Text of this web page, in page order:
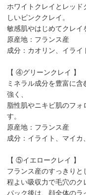
ホワイトクレイとレッド
しいピンククレイ。
敏感肌やはじめてクレイ
原産地：フランス産
成分：カオリン、イライ
【 ④グリーンクレイ 】
ミネラル成分を豊富に
強く、
脂性肌やニキビ肌のフ
す。
原産地：フランス産
成分：イライト、マイカ
【 ⑤イエロークレイ 】
フランス産のすっきりと
程よい吸収力で毛穴のク
パック後は、顔全体のラ